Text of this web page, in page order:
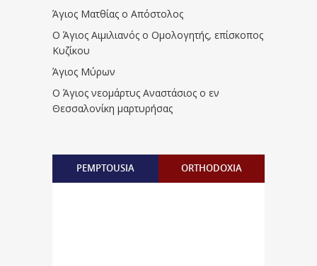
Άγιος Ματθίας ο Απόστολος
Ο Άγιος Αιμιλιανός ο Ομολογητής, επίσκοπος
Κυζίκου
Άγιος Μύρων
Ο Άγιος νεομάρτυς Αναστάσιος ο εν
Θεσσαλονίκη μαρτυρήσας
PEMPTOUSIA ORTHODOXIA